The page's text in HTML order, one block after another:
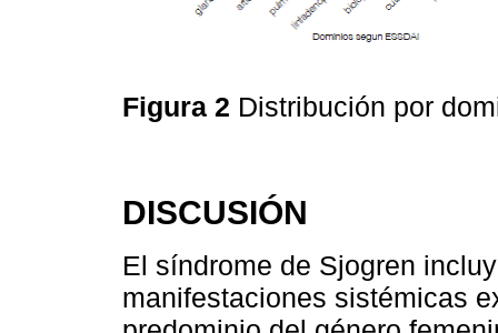
Figura 2 Distribución por
DISCUSIÓN
El síndrome de Sjogren
manifestaciones sistémicas